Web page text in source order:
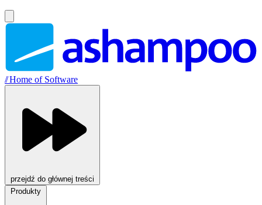
//Home of Software
przejdź do głównej treści
Produkty